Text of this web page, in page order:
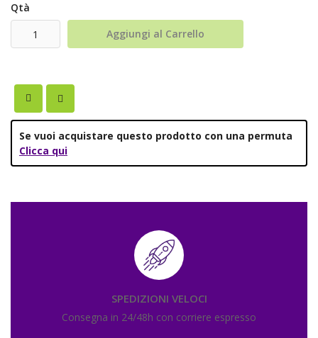
Qtà
Aggiungi al Carrello
Se vuoi acquistare questo prodotto con una permuta
Clicca qui
SPEDIZIONI VELOCI
Consegna in 24/48h con corriere espresso